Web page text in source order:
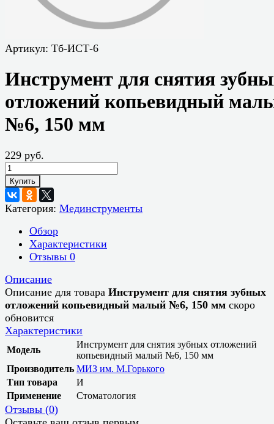
Артикул: Тб-ИСТ-6
Инструмент для снятия
отложений копьевидный
№6, 150 мм
229 руб.
Купить
Категория: Мединструменты
Обзор
Характеристики
Отзывы 0
Описание
Описание для товара Инструмент для снятия зубных
отложений копьевидный малый №6, 150 мм скоро
обновится
Характеристики
Модель
Инструмент для снятия зубных отложений
копьевидный малый №6, 150 мм
Производитель МИЗ им. М.Горького
Тип товара
И
Применение
Стоматология
Отзывы (0)